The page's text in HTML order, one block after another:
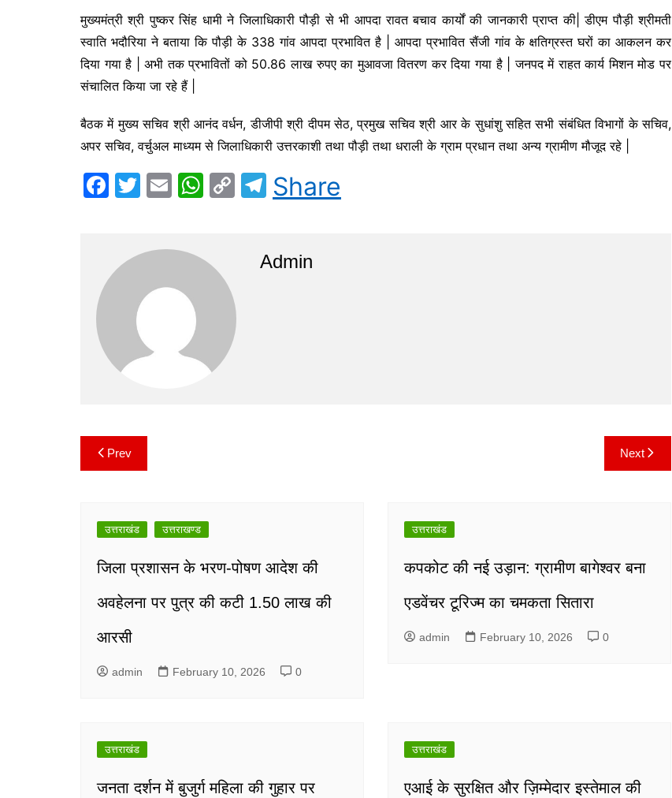
मुख्यमंत्री श्री पुष्कर सिंह धामी ने जिलाधिकारी पौड़ी से भी आपदा रावत बचाव कार्यों की जानकारी प्राप्त की| डीएम पौड़ी श्रीमती
स्वाति भदौरिया ने बताया कि पौड़ी के 338 गांव आपदा प्रभावित है | आपदा प्रभावित सैंजी गांव के क्षतिग्रस्त घरों का आकलन कर
दिया गया है | अभी तक प्रभावितों को 50.86 लाख रुपए का मुआवजा वितरण कर दिया गया है | जनपद में राहत कार्य मिशन मोड पर
संचालित किया जा रहे हैं |
बैठक में मुख्य सचिव श्री आनंद वर्धन, डीजीपी श्री दीपम सेठ, प्रमुख सचिव श्री आर के सुधांशु सहित सभी संबंधित विभागों के सचिव,
अपर सचिव, वर्चुअल माध्यम से जिलाधिकारी उत्तरकाशी तथा पौड़ी तथा धराली के ग्राम प्रधान तथा अन्य ग्रामीण मौजूद रहे |
F
e
b
k
T
er
E
l
W
s
C
n
k
T
el
gr
Share
Admin
Post
navigation
Prev Next
उत्तराखंड उत्तराखण्ड
जिला प्रशासन के भरण-पोषण आदेश की
अवहेलना पर पुत्र की कटी 1.50 लाख की
आरसी
admin February 10, 2026 0
उत्तराखंड
कपकोट की नई उड़ान: ग्रामीण बागेश्वर बना
एडवेंचर टूरिज्म का चमकता सितारा
admin February 10, 2026 0
उत्तराखंड
जनता दर्शन में बुजुर्ग महिला की गुहार पर
उत्तराखंड
एआई के सुरक्षित और ज़िम्मेदार इस्तेमाल की